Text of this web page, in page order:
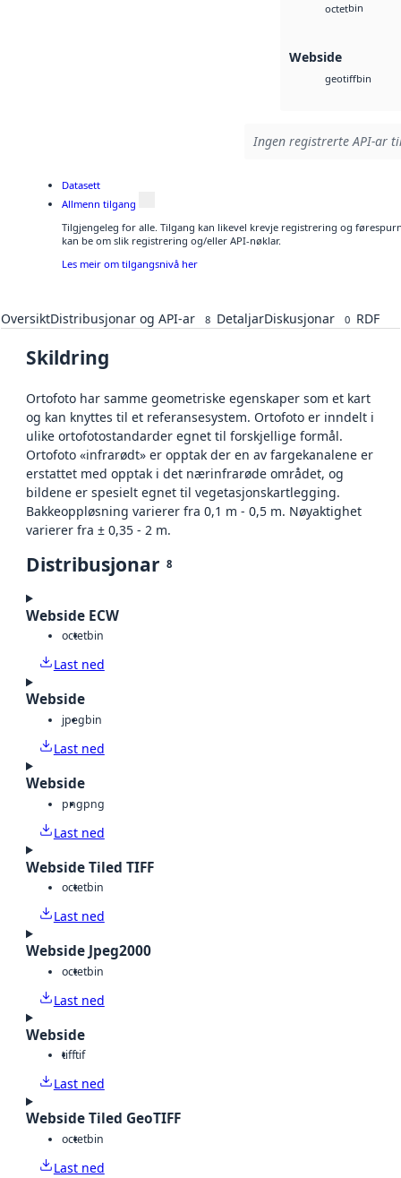
octetbin
Webside
geotiffbin
Ingen registrerte API-ar
Datasett
Allmenn tilgang
Tilgjengeleg for alle. Tilgang kan likevel krevje registrering og
kan be om slik registrering og/eller API-nøklar.
Les meir om tilgangsnivå her
OversiktDistribusjonar og API-ar 8 DetaljarDiskusjonar 0 RDF
Skildring
Ortofoto har samme geometriske egenskaper som et kart
og kan knyttes til et referansesystem. Ortofoto er inndelt i
ulike ortofotostandarder egnet til forskjellige formål.
Ortofoto «infrarødt» er opptak der en av fargekanalene er
erstattet med opptak i det nærinfrarøde området, og
bildene er spesielt egnet til vegetasjonskartlegging.
Bakkeoppløsning varierer fra 0,1 m - 0,5 m. Nøyaktighet
varierer fra ± 0,35 - 2 m.
Distribusjonar 8
Webside ECW
octetbin
Last ned
Webside
jpegbin
Last ned
Webside
pngpng
Last ned
Webside Tiled TIFF
octetbin
Last ned
Webside Jpeg2000
octetbin
Last ned
Webside
tifftif
Last ned
Webside Tiled GeoTIFF
octetbin
Last ned